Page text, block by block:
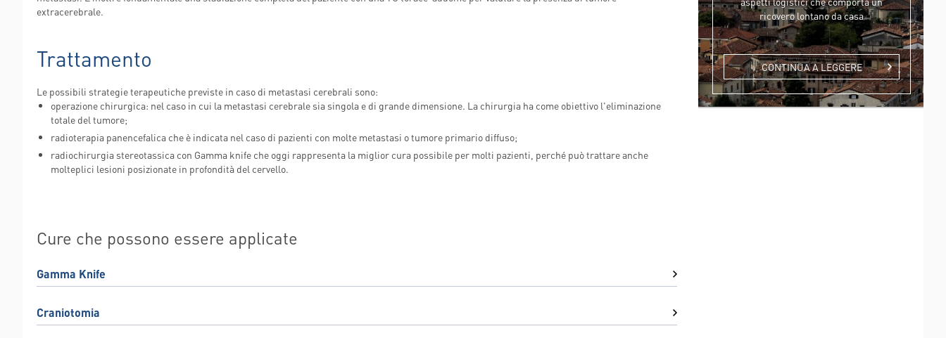
extracerebrale.
Trattamento
Le possibili strategie terapeutiche previste in caso di metastasi cerebrali sono:
operazione chirurgica: nel caso in cui la metastasi cerebrale sia singola e di grande dimensione. La chirurgia ha come obiettivo l'eliminazione
totale del tumore;
radioterapia panencefalica che è indicata nel caso di pazienti con molte metastasi o tumore primario diffuso;
radiochirurgia stereotassica con Gamma knife che oggi rappresenta la miglior cura possibile per molti pazienti, perché può trattare anche
molteplici lesioni posizionate in profondità del cervello.
Cure che possono essere applicate
Gamma Knife
Craniotomia
ricovero lontano da casa
CONTINUA A LEGGERE